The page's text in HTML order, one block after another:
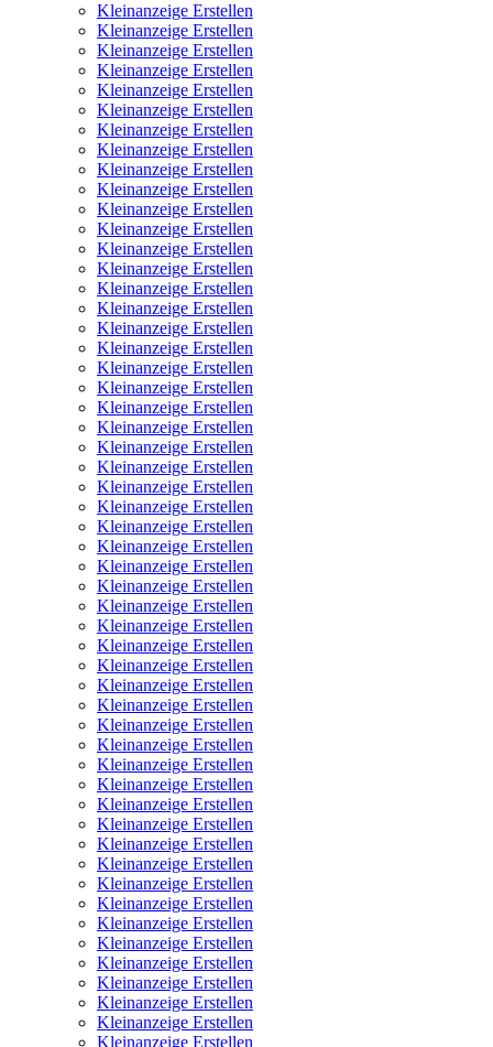
Kleinanzeige Erstellen
Kleinanzeige Erstellen
Kleinanzeige Erstellen
Kleinanzeige Erstellen
Kleinanzeige Erstellen
Kleinanzeige Erstellen
Kleinanzeige Erstellen
Kleinanzeige Erstellen
Kleinanzeige Erstellen
Kleinanzeige Erstellen
Kleinanzeige Erstellen
Kleinanzeige Erstellen
Kleinanzeige Erstellen
Kleinanzeige Erstellen
Kleinanzeige Erstellen
Kleinanzeige Erstellen
Kleinanzeige Erstellen
Kleinanzeige Erstellen
Kleinanzeige Erstellen
Kleinanzeige Erstellen
Kleinanzeige Erstellen
Kleinanzeige Erstellen
Kleinanzeige Erstellen
Kleinanzeige Erstellen
Kleinanzeige Erstellen
Kleinanzeige Erstellen
Kleinanzeige Erstellen
Kleinanzeige Erstellen
Kleinanzeige Erstellen
Kleinanzeige Erstellen
Kleinanzeige Erstellen
Kleinanzeige Erstellen
Kleinanzeige Erstellen
Kleinanzeige Erstellen
Kleinanzeige Erstellen
Kleinanzeige Erstellen
Kleinanzeige Erstellen
Kleinanzeige Erstellen
Kleinanzeige Erstellen
Kleinanzeige Erstellen
Kleinanzeige Erstellen
Kleinanzeige Erstellen
Kleinanzeige Erstellen
Kleinanzeige Erstellen
Kleinanzeige Erstellen
Kleinanzeige Erstellen
Kleinanzeige Erstellen
Kleinanzeige Erstellen
Kleinanzeige Erstellen
Kleinanzeige Erstellen
Kleinanzeige Erstellen
Kleinanzeige Erstellen
Kleinanzeige Erstellen